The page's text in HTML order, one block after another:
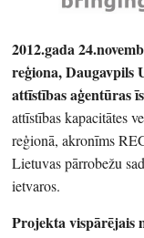
2012.gada
reģiona, Daugavpils
attīstības aģentūras
attīstības kapacitātes
reģionā, akronīms
Lietuvas pārrobežu
ietvaros.
Projekta vispārējais